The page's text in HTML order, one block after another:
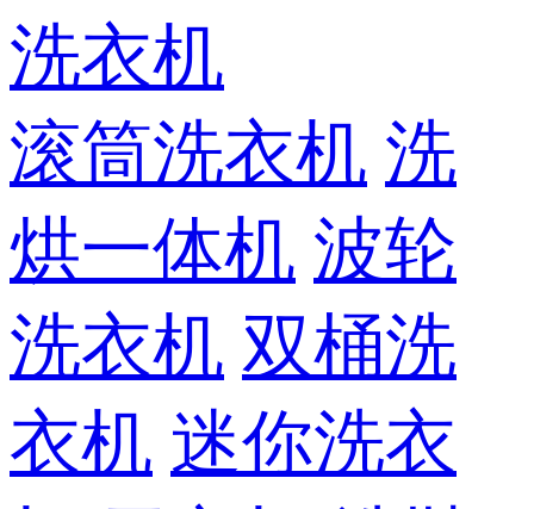
洗衣机
滚筒洗衣机 洗
烘一体机 波轮
洗衣机 双桶洗
衣机 迷你洗衣